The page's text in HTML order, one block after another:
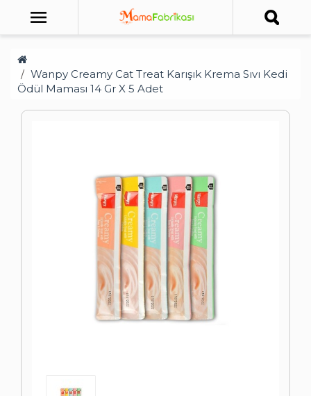
Wanpy Creamy Cat Treat Karışık Krema Sıvı Kedi
Ödül Maması 14 Gr X 5 Adet